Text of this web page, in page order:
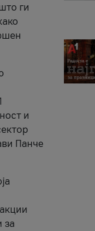
ги
и
Панче
за